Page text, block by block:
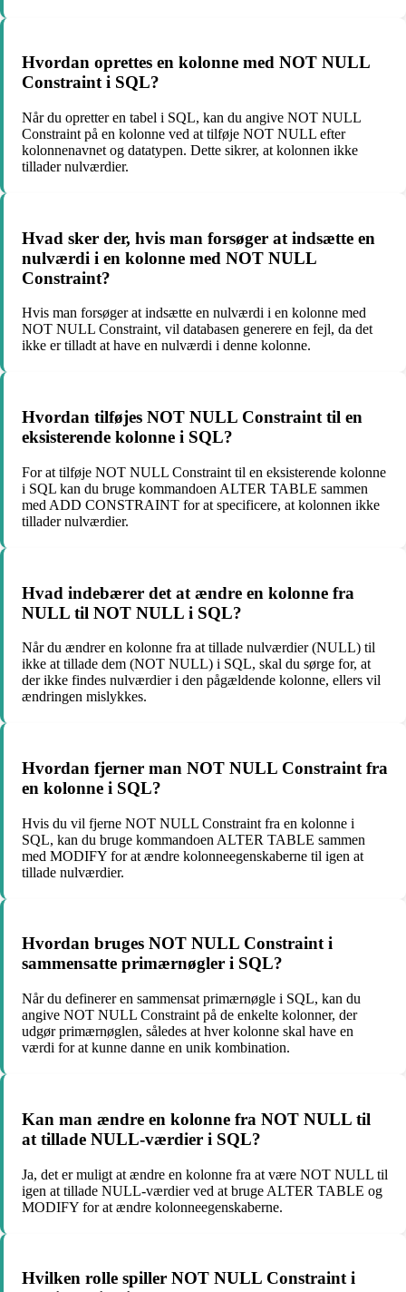
Hvordan oprettes en kolonne med NOT NULL
Constraint i SQL?
Når du opretter en tabel i SQL, kan du angive NOT NULL
Constraint på en kolonne ved at tilføje NOT NULL efter
kolonnenavnet og datatypen. Dette sikrer, at kolonnen ikke
tillader nulværdier.
Hvad sker der, hvis man forsøger at indsætte en
nulværdi i en kolonne med NOT NULL
Constraint?
Hvis man forsøger at indsætte en nulværdi i en kolonne med
NOT NULL Constraint, vil databasen generere en fejl, da det
ikke er tilladt at have en nulværdi i denne kolonne.
Hvordan tilføjes NOT NULL Constraint til en
eksisterende kolonne i SQL?
For at tilføje NOT NULL Constraint til en eksisterende kolonne
i SQL kan du bruge kommandoen ALTER TABLE sammen
med ADD CONSTRAINT for at specificere, at kolonnen ikke
tillader nulværdier.
Hvad indebærer det at ændre en kolonne fra
NULL til NOT NULL i SQL?
Når du ændrer en kolonne fra at tillade nulværdier (NULL) til
ikke at tillade dem (NOT NULL) i SQL, skal du sørge for, at
der ikke findes nulværdier i den pågældende kolonne, ellers vil
ændringen mislykkes.
Hvordan fjerner man NOT NULL Constraint fra
en kolonne i SQL?
Hvis du vil fjerne NOT NULL Constraint fra en kolonne i
SQL, kan du bruge kommandoen ALTER TABLE sammen
med MODIFY for at ændre kolonneegenskaberne til igen at
tillade nulværdier.
Hvordan bruges NOT NULL Constraint i
sammensatte primærnøgler i SQL?
Når du definerer en sammensat primærnøgle i SQL, kan du
angive NOT NULL Constraint på de enkelte kolonner, der
udgør primærnøglen, således at hver kolonne skal have en
værdi for at kunne danne en unik kombination.
Kan man ændre en kolonne fra NOT NULL til
at tillade NULL-værdier i SQL?
Ja, det er muligt at ændre en kolonne fra at være NOT NULL til
igen at tillade NULL-værdier ved at bruge ALTER TABLE og
MODIFY for at ændre kolonneegenskaberne.
Hvilken rolle spiller NOT NULL Constraint i